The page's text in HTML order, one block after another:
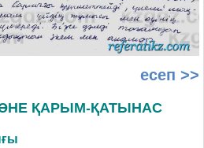
есеп >>
ҚАРЫМ-ҚАТЫНАС